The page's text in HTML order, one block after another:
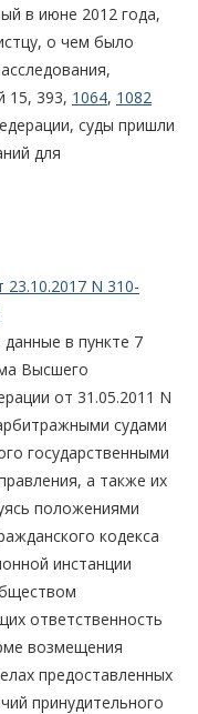
в июне 2012 года,
о чем было
15, 393, 1064, 1082
суды пришли
для
N 310-
в пункте 7
Высшего
от 31.05.2011 N
судами
государственными
а также их
положениями
кодекса
инстанции
ответственность
возмещения
предоставленных
принудительного